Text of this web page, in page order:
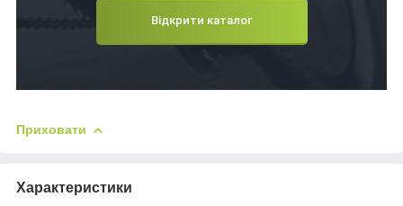
Відкрити каталог
Приховати
Характеристики